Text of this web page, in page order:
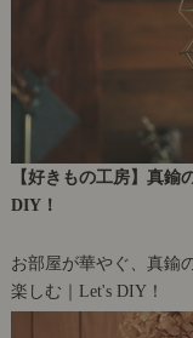
【好きもの工房】真
DIY！
お部屋が華やぐ、真鍮
楽しむ｜Let's DIY！